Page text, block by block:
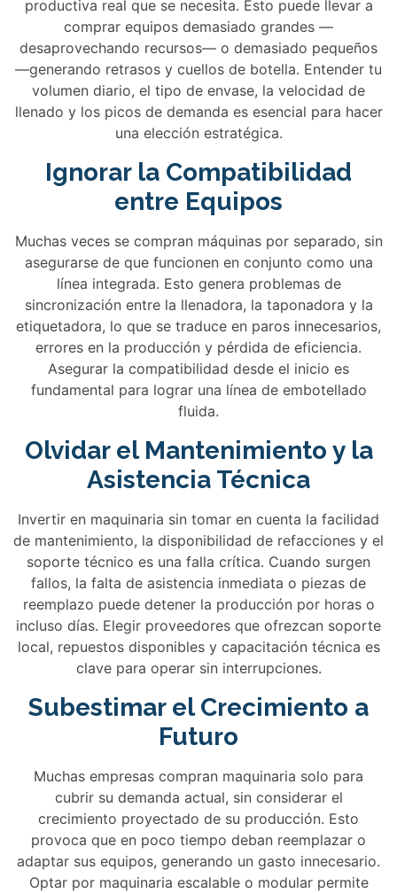
productiva real que se necesita. Esto puede llevar a
comprar equipos demasiado grandes —
desaprovechando recursos— o demasiado pequeños
—generando retrasos y cuellos de botella. Entender tu
volumen diario, el tipo de envase, la velocidad de
llenado y los picos de demanda es esencial para hacer
una elección estratégica.
Ignorar la Compatibilidad
entre Equipos
Muchas veces se compran máquinas por separado, sin
asegurarse de que funcionen en conjunto como una
línea integrada. Esto genera problemas de
sincronización entre la llenadora, la taponadora y la
etiquetadora, lo que se traduce en paros innecesarios,
errores en la producción y pérdida de eficiencia.
Asegurar la compatibilidad desde el inicio es
fundamental para lograr una línea de embotellado
fluida.
Olvidar el Mantenimiento y la
Asistencia Técnica
Invertir en maquinaria sin tomar en cuenta la facilidad
de mantenimiento, la disponibilidad de refacciones y el
soporte técnico es una falla crítica. Cuando surgen
fallos, la falta de asistencia inmediata o piezas de
reemplazo puede detener la producción por horas o
incluso días. Elegir proveedores que ofrezcan soporte
local, repuestos disponibles y capacitación técnica es
clave para operar sin interrupciones.
Subestimar el Crecimiento a
Futuro
Muchas empresas compran maquinaria solo para
cubrir su demanda actual, sin considerar el
crecimiento proyectado de su producción. Esto
provoca que en poco tiempo deban reemplazar o
adaptar sus equipos, generando un gasto innecesario.
Optar por maquinaria escalable o modular permite